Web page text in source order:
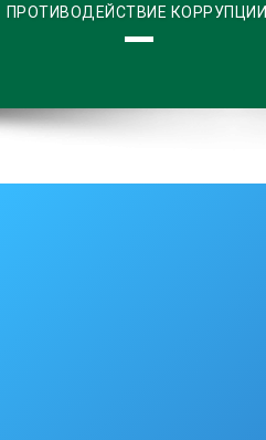
ПРОТИВОДЕЙСТВИЕ КОРРУПЦИИ